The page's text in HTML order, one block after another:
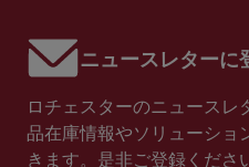
ニュースレターに
ロチェスターのニュースレ
品在庫情報やソリューショ
きます。是非ご登録くださ